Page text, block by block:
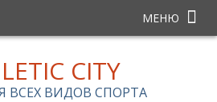
МЕНЮ
CITY
ВСЕХ ВИДОВ СПОРТА